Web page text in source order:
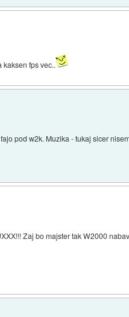
fps vec..
pod w2k. Muzika - tukaj sicer
Zaj bo majster tak W2000